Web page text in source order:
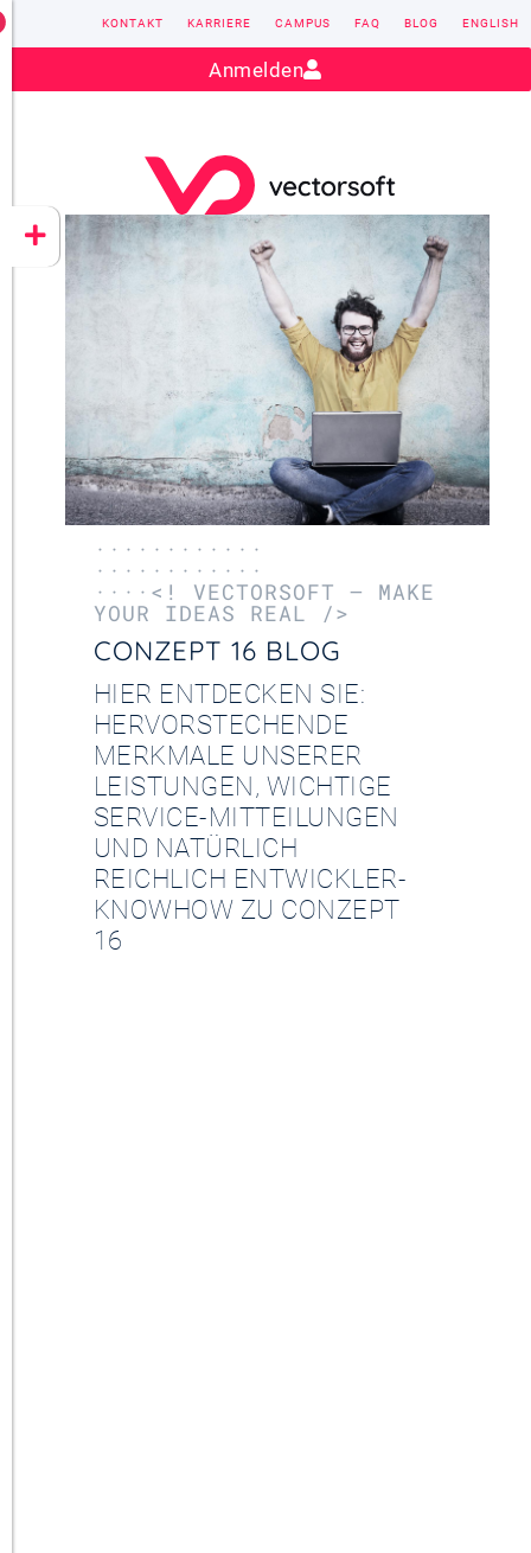
CONZEPT 16
YEET
Kontakt:sales@vectorsoft.de
KONTAKT KARRIERE CAMPUS FAQ BLOG ENGLISH
Anmelden
············
············
····<! VECTORSOFT – MAKE
YOUR IDEAS REAL />
CONZEPT 16 BLOG
HIER ENTDECKEN SIE:
HERVORSTECHENDE
MERKMALE UNSERER
LEISTUNGEN, WICHTIGE
SERVICE-MITTEILUNGEN
UND NATÜRLICH
REICHLICH ENTWICKLER-
KNOWHOW ZU CONZEPT
16